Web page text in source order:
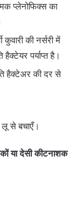
प्लेनोफिक्स का
की नर्सरी में
पर्याप्त है।
हैक्टेअर की दर से
लू से बचाएँ।
या देसी कीटनाशक